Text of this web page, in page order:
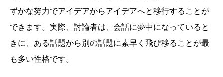
ずかな努力でアイデアからアイデアへと移行することが
できます。実際、討論者は、会話に夢中になっていると
きに、ある話題から別の話題に素早く飛び移ることが最
も多い性格です。